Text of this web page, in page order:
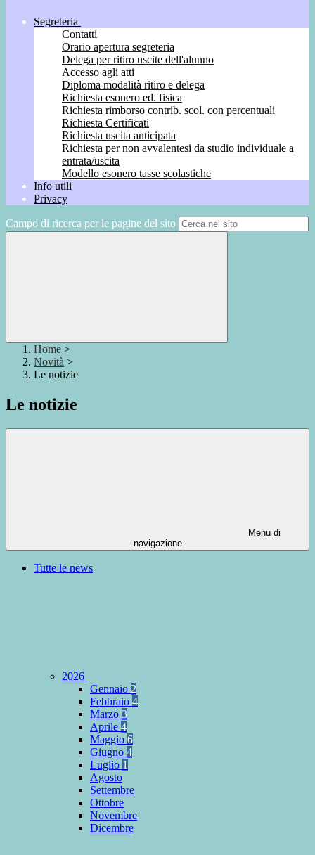
Segreteria
Contatti
Orario apertura segreteria
Delega per ritiro uscite dell'alunno
Accesso agli atti
Diploma modalità ritiro e delega
Richiesta esonero ed. fisica
Richiesta rimborso contrib. scol. con percentuali
Richiesta Certificati
Richiesta uscita anticipata
Richiesta per non avvalentesi da studio individuale a
entrata/uscita
Modello esonero tasse scolastiche
Info utili
Privacy
Campo di ricerca per le pagine del sito
Home >
Novità >
Le notizie
Le notizie
Menu di
navigazione
Tutte le news
2026
Gennaio 2
Febbraio 4
Marzo 3
Aprile 4
Maggio 6
Giugno 4
Luglio 1
Agosto
Settembre
Ottobre
Novembre
Dicembre